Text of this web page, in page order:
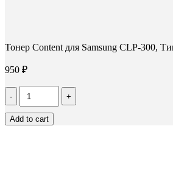
Тонер Content для Samsung CLP-300,
950 ₽
Количество
Тонер
Content
для
Add to cart